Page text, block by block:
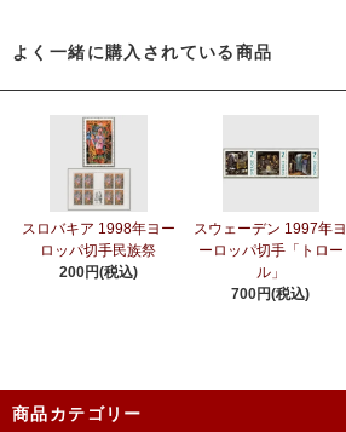
よく一緒に購入されている商品
スロバキア 1998年ヨー
ロッパ切手民族祭
200円(税込)
スウェーデン 1997年ヨ
ーロッパ切手「トロー
ル」
700円(税込)
商品カテゴリー